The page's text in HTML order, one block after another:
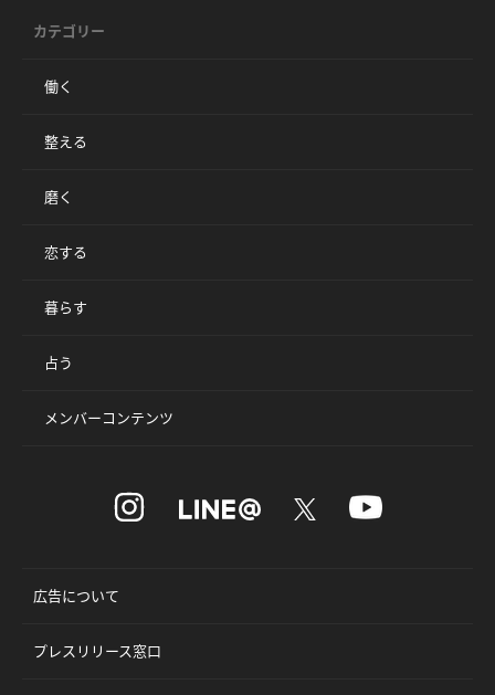
カテゴリー
働く
整える
磨く
恋する
暮らす
占う
メンバーコンテンツ
広告について
プレスリリース窓口